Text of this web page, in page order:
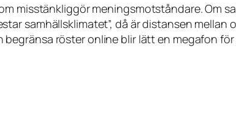
misstänkliggör meningsmotståndare. Om
samhällsklimatet”, då är distansen
röster online blir lätt en megafon